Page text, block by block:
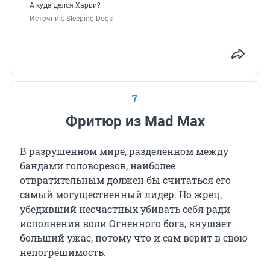
А куда делся Харви?
Источник: Sleeping Dogs
7
Фритюр из Mad Max
В разрушенном мире, разделенном между
бандами головорезов, наиболее
отвратительным должен бы считаться его
самый могущественный лидер. Но жрец,
убедивший несчастных убивать себя ради
исполнения воли Огненного бога, внушает
больший ужас, потому что и сам верит в свою
непогрешимость.